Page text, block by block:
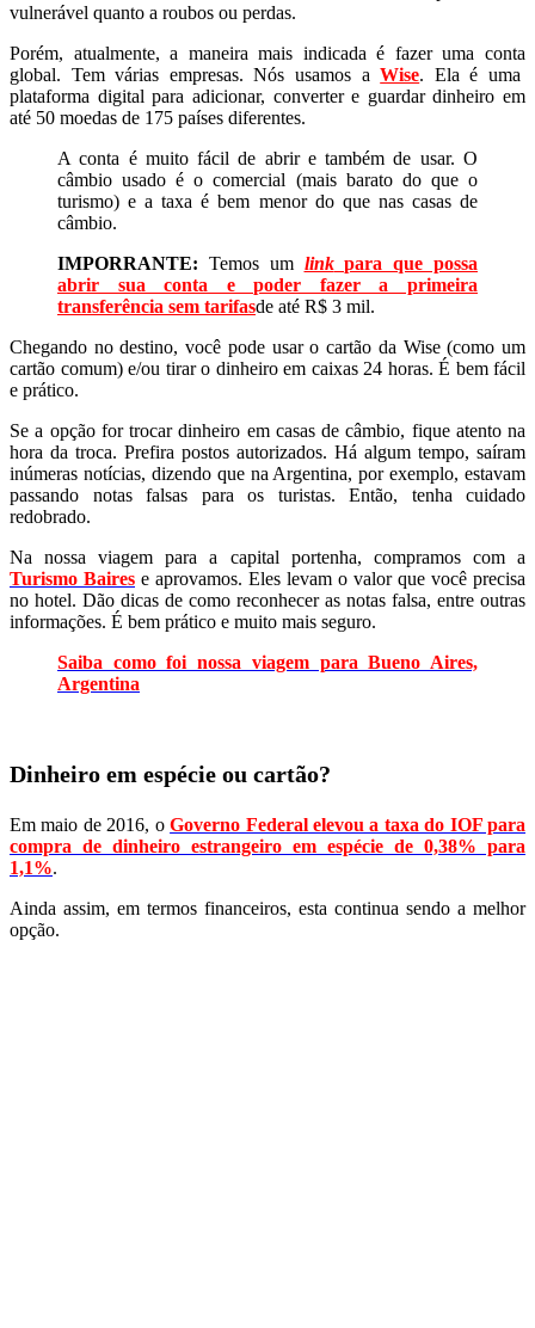
vulnerável quanto a roubos ou perdas.
Porém, atualmente, a maneira mais indicada é fazer uma conta
global. Tem várias empresas. Nós usamos aWise. Ela é uma
plataforma digital para adicionar, converter e guardar dinheiro em
até 50 moedas de 175 países diferentes.
A conta é muito fácil de abrir e também de usar. O
câmbio usado é o comercial (mais barato do que o
turismo) e a taxa é bem menor do que nas casas de
câmbio.
IMPORRANTE: Temos um linkpara que possa
abrir sua conta e poder fazer a primeira
transferência sem tarifasde até R$ 3 mil.
Chegando no destino, você pode usar o cartão da Wise (como um
cartão comum) e/ou tirar o dinheiro em caixas 24 horas. É bem fácil
e prático.
Se a opção for trocar dinheiro em casas de câmbio, fique atento na
hora da troca. Prefira postos autorizados. Há algum tempo, saíram
inúmeras notícias, dizendo que na Argentina, por exemplo, estavam
passando notas falsas para os turistas. Então, tenha cuidado
redobrado.
Na nossa viagem para a capital portenha, compramos com a
Turismo Baires e aprovamos. Eles levam o valor que você precisa
no hotel. Dão dicas de como reconhecer as notas falsa, entre outras
informações. É bem prático e muito mais seguro.
Saiba como foi nossa viagem para Bueno Aires,
Argentina
Dinheiro em espécie ou cartão?
Em maio de 2016, oGoverno Federal elevou a taxa do IOF para
compra de dinheiro estrangeiro em espécie de 0,38% para
1,1%.
Ainda assim, em termos financeiros, esta continua sendo a melhor
opção.